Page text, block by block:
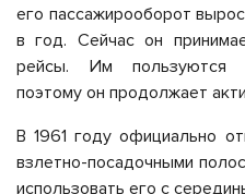
его пассажирооборот
в год. Сейчас он
рейсы. Им пользуются
поэтому он продолжает
В 1961 году официально
взлетно-посадочными
использовать его с